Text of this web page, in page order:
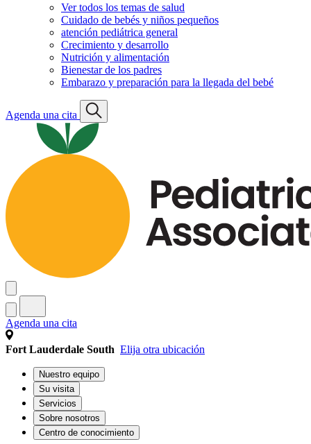
Ver todos los temas de salud
Cuidado de bebés y niños pequeños
atención pediátrica general
Crecimiento y desarrollo
Nutrición y alimentación
Bienestar de los padres
Embarazo y preparación para la llegada del bebé
Agenda una cita
Agenda una cita
Fort Lauderdale South Elija otra ubicación
Nuestro equipo
Su visita
Servicios
Sobre nosotros
Centro de conocimiento